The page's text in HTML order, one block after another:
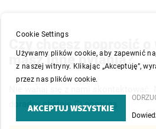
masz inne pytania?
doradcy chętnie Ci pomogą.
Cookie Settings
Używamy plików cookie, aby zapewnić
z naszej witryny. Klikając „Akceptuję”,
przez nas plików cookie.
AKCEPTUJ WSZYSTKIE